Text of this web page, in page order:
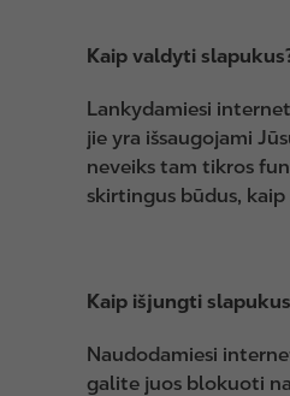
Kaip valdyti
Lankydamiesi
jie yra išsaugojami
neveiks tam tikros
skirtingus būdus,
Kaip išjungti
Naudodamiesi
galite juos blokuoti